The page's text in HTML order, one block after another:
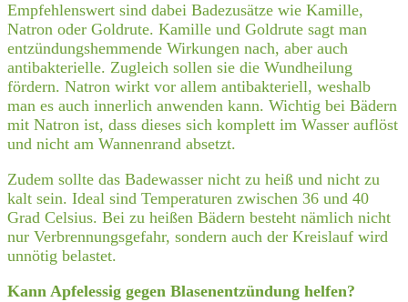
Empfehlenswert sind dabei Badezusätze wie Kamille,
Natron oder Goldrute. Kamille und Goldrute sagt man
entzündungshemmende Wirkungen nach, aber auch
antibakterielle. Zugleich sollen sie die Wundheilung
fördern. Natron wirkt vor allem antibakteriell, weshalb
man es auch innerlich anwenden kann. Wichtig bei Bädern
mit Natron ist, dass dieses sich komplett im Wasser auflöst
und nicht am Wannenrand absetzt.
Zudem sollte das Badewasser nicht zu heiß und nicht zu
kalt sein. Ideal sind Temperaturen zwischen 36 und 40
Grad Celsius. Bei zu heißen Bädern besteht nämlich nicht
nur Verbrennungsgefahr, sondern auch der Kreislauf wird
unnötig belastet.
Kann Apfelessig gegen Blasenentzündung helfen?